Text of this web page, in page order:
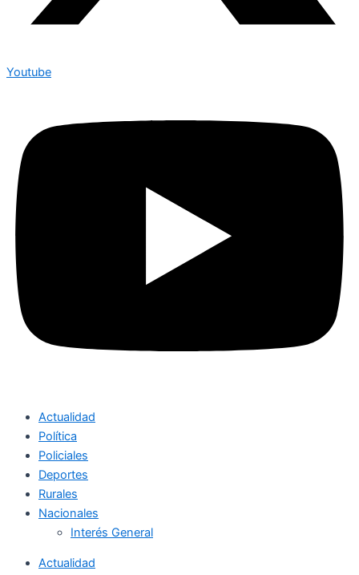
Youtube
Actualidad
Política
Policiales
Deportes
Rurales
Nacionales
Interés General
Actualidad